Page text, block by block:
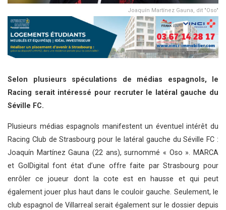
Joaquín Martínez Gauna, dit "Oso"
Selon plusieurs spéculations de médias espagnols, le
Racing serait intéressé pour recruter le latéral gauche du
Séville FC.
Plusieurs médias espagnols manifestent un éventuel intérêt du
Racing Club de Strasbourg pour le latéral gauche du Séville FC :
Joaquín Martínez Gauna (22 ans), surnommé « Oso ». MARCA
et GolDigital font état d’une offre faite par Strasbourg pour
enrôler ce joueur dont la cote est en hausse et qui peut
également jouer plus haut dans le couloir gauche. Seulement, le
club espagnol de Villarreal serait également sur le dossier depuis